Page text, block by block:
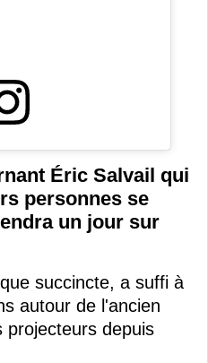
Éric Salvail qui
personnes se
un jour sur
succincte, a suffi à
autour de l'ancien
projecteurs depuis